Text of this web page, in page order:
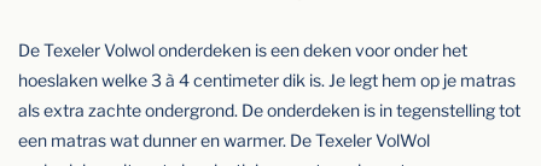
De Texeler Volwol onderdeken is een deken voor onder het
hoeslaken welke 3 à 4 centimeter dik is. Je legt hem op je matras
als extra zachte ondergrond. De onderdeken is in tegenstelling tot
een matras wat dunner en warmer. De Texeler VolWol